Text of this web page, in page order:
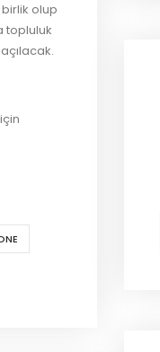
olup
topluluk